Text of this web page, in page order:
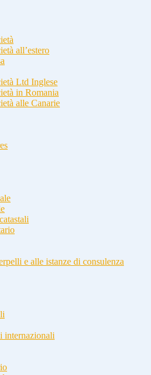
all’estero
Ltd Inglese
in Romania
alle Canarie
e alle istanze di consulenza
internazionali